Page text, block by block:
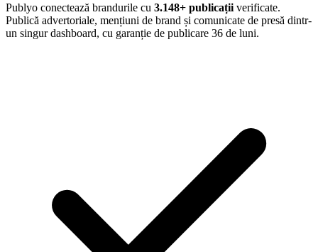
Publyo conectează brandurile cu 3.148+ publicații verificate.
Publică advertoriale, mențiuni de brand și comunicate de presă dintr-
un singur dashboard, cu garanție de publicare 36 de luni.